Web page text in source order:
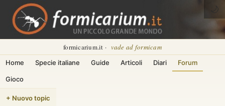
formicarium.it · vade ad formicam
Home Specie italiane Guide Articoli Diari Forum
Gioco
+ Nuovo topic
🌙